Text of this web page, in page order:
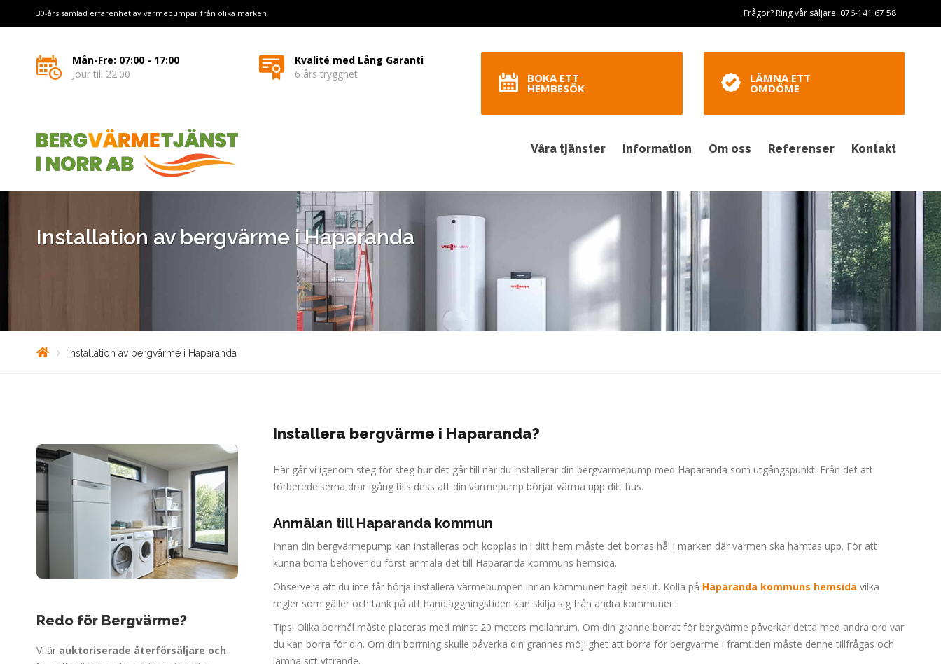
30-års samlad erfarenhet av värmepumpar från olika märken Frågor? Ring vår säljare: 076-141 67 58
Mån-Fre: 07:00 - 17:00
Jour till 22.00
Kvalité med Lång Garanti
6 års trygghet
BOKA ETT
HEMBESÖK
LÄMNA ETT
OMDÖME
Våra tjänster Information Om oss Referenser Kontakt
Installation av bergvärme i Haparanda
Installation av bergvärme i Haparanda
Redo för Bergvärme?
Vi är auktoriserade återförsäljare och
Installera bergvärme i Haparanda?
Här går vi igenom steg för steg hur det går till när du installerar din bergvärmepump med Haparanda som utgångspunkt. Från det att
förberedelserna drar igång tills dess att din värmepump börjar värma upp ditt hus.
Anmälan till Haparanda kommun
Innan din bergvärmepump kan installeras och kopplas in i ditt hem måste det borras hål i marken där värmen ska hämtas upp. För att
kunna borra behöver du först anmäla det till Haparanda kommuns hemsida.
Observera att du inte får börja installera värmepumpen innan kommunen tagit beslut. Kolla på Haparanda kommuns hemsida vilka
regler som gäller och tänk på att handläggningstiden kan skilja sig från andra kommuner.
Tips! Olika borrhål måste placeras med minst 20 meters mellanrum. Om din granne borrat för bergvärme påverkar detta med andra ord var
du kan borra för din. Om din borrning skulle påverka din grannes möjlighet att borra för bergvärme i framtiden måste denne tillfrågas och
lämna sitt yttrande.